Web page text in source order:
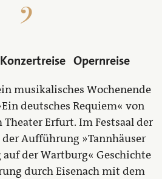
Konzertreise Opernreise
musikalisches Wochenende
deutsches Requiem« von
Erfurt. Im Festsaal der
Aufführung »Tannhäuser
der Wartburg« Geschichte
durch Eisenach mit dem